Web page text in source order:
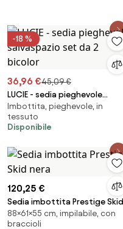
-18 %
36,96 €45,09 €
LUCIE - sedia pieghevole
salvaspazio set da 2 bicolor
Imbottita, pieghevole, in
tessuto
Disponibile
120,25 €
Sedia imbottita Prestige Skid
nera
88×61×55 cm, impilabile, con
braccioli